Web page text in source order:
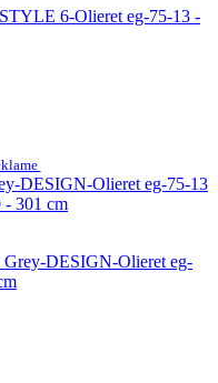
6-Olieret eg-75-13 -
DESIGN-Olieret eg-